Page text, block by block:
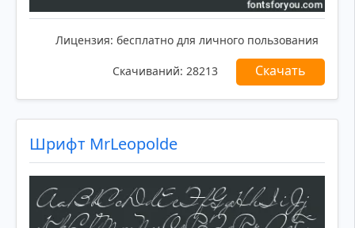
Лицензия: бесплатно для личного пользования
Скачиваний: 28213 Скачать
Шрифт MrLeopolde